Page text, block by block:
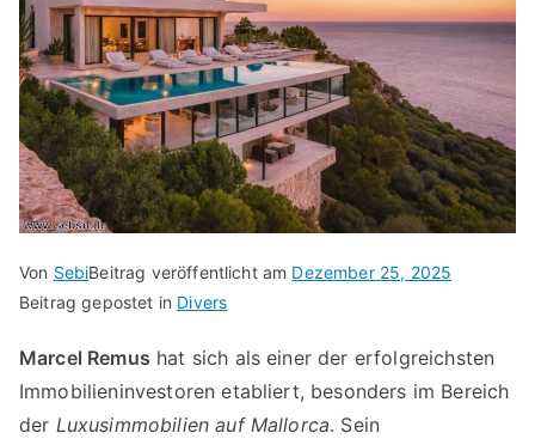
Von SebiBeitrag veröffentlicht am Dezember 25, 2025
Beitrag gepostet in Divers
Marcel Remus hat sich als einer der erfolgreichsten
Immobilieninvestoren etabliert, besonders im Bereich
der Luxusimmobilien auf Mallorca. Sein